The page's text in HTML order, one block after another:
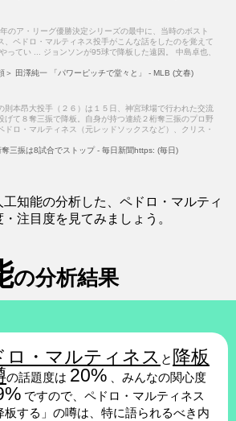
のア・リーグ優勝決定シリーズの最中に、当時のボスト
、ペドロ・マルティネス投手がこんな話をしたのを覚えて
ってい ... ジョンソンが95球で降板した遠因。 中島卓也、
＞ 田澤純一 「パワーピッチで堂々と」 - MLB (文春)
本昂大投手（２６）は１５日、神宮球場で行われた交流
げて８奪三振で降板。自身が持つ連続２桁奪三振のプロ野
ドロ・マルティネス（元レッドソックスなど）、クリス・
三振は8試合でストップ - 毎日新聞https: (毎日)
知能の分析した、ペドロ・マルティ
注目度を見てみましょう。
の分析結果
ロ・マルティネス と 降板
の話題度は 20% 、みんなの関心度
ですので、ペドロ・マルティネス
板する」の噂は、特に語られるべき内